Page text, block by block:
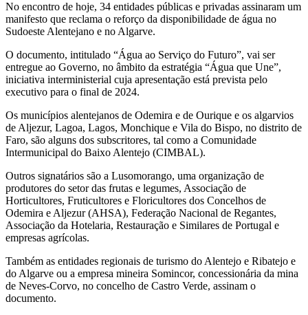
No encontro de hoje, 34 entidades públicas e privadas assinaram um
manifesto que reclama o reforço da disponibilidade de água no
Sudoeste Alentejano e no Algarve.
O documento, intitulado “Água ao Serviço do Futuro”, vai ser
entregue ao Governo, no âmbito da estratégia “Água que Une”,
iniciativa interministerial cuja apresentação está prevista pelo
executivo para o final de 2024.
Os municípios alentejanos de Odemira e de Ourique e os algarvios
de Aljezur, Lagoa, Lagos, Monchique e Vila do Bispo, no distrito de
Faro, são alguns dos subscritores, tal como a Comunidade
Intermunicipal do Baixo Alentejo (CIMBAL).
Outros signatários são a Lusomorango, uma organização de
produtores do setor das frutas e legumes, Associação de
Horticultores, Fruticultores e Floricultores dos Concelhos de
Odemira e Aljezur (AHSA), Federação Nacional de Regantes,
Associação da Hotelaria, Restauração e Similares de Portugal e
empresas agrícolas.
Também as entidades regionais de turismo do Alentejo e Ribatejo e
do Algarve ou a empresa mineira Somincor, concessionária da mina
de Neves-Corvo, no concelho de Castro Verde, assinam o
documento.